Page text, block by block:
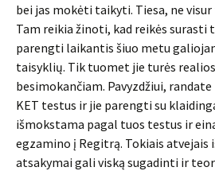
bei jas mokėti taikyti. Tiesa, ne
Tam reikia žinoti, kad reikės surasti
parengti laikantis šiuo metu
taisyklių. Tik tuomet jie turės
besimokančiam. Pavyzdžiui,
KET testus ir jie parengti su
išmokstama pagal tuos testus ir
egzamino į Regitrą. Tokiais
atsakymai gali viską sugadinti ir